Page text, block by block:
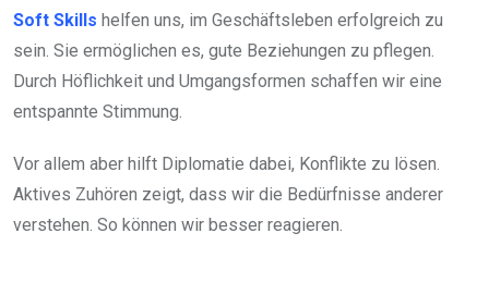
Soft Skills helfen uns, im Geschäftsleben erfolgreich zu
sein. Sie ermöglichen es, gute Beziehungen zu pflegen.
Durch Höflichkeit und Umgangsformen schaffen wir eine
entspannte Stimmung.
Vor allem aber hilft Diplomatie dabei, Konflikte zu lösen.
Aktives Zuhören zeigt, dass wir die Bedürfnisse anderer
verstehen. So können wir besser reagieren.